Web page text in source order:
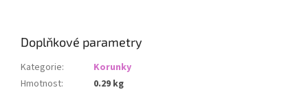
Doplňkové parametry
Kategorie:
Korunky
Hmotnost:
0.29 kg